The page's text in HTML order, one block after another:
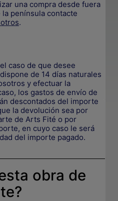
una compra desde fuera
la península contacte
.
caso de que desee
de 14 días naturales
y efectuar la
los gastos de envío de
descontados del importe
la devolución sea por
de Arts Fité o por
en cuyo caso le será
del importe pagado.
obra de